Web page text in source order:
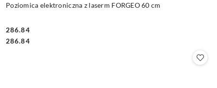
Poziomica elektroniczna z laserm FORGEO 60 cm
Cena:
286.84
Cena:
286.84